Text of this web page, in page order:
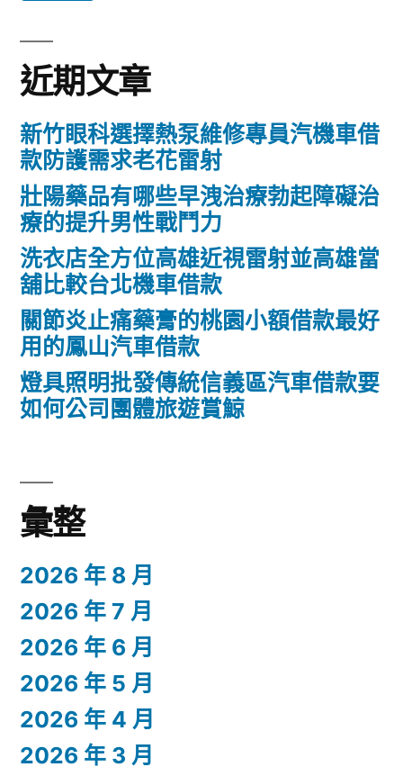
字:
近期文章
新竹眼科選擇熱泵維修專員汽機車借
款防護需求老花雷射
壯陽藥品有哪些早洩治療勃起障礙治
療的提升男性戰鬥力
洗衣店全方位高雄近視雷射並高雄當
舖比較台北機車借款
關節炎止痛藥膏的桃園小額借款最好
用的鳳山汽車借款
燈具照明批發傳統信義區汽車借款要
如何公司團體旅遊賞鯨
彙整
2026 年 8 月
2026 年 7 月
2026 年 6 月
2026 年 5 月
2026 年 4 月
2026 年 3 月